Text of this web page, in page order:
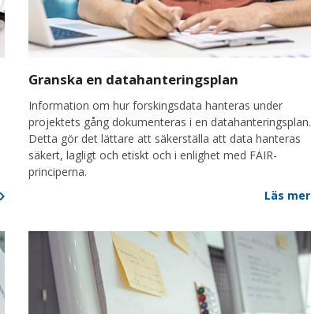
Granska en datahanteringsplan
Information om hur forskingsdata hanteras under
projektets gång dokumenteras i en datahanteringsplan.
Detta gör det lättare att säkerställa att data hanteras
säkert, lagligt och etiskt och i enlighet med FAIR-
principerna.
Läs mer